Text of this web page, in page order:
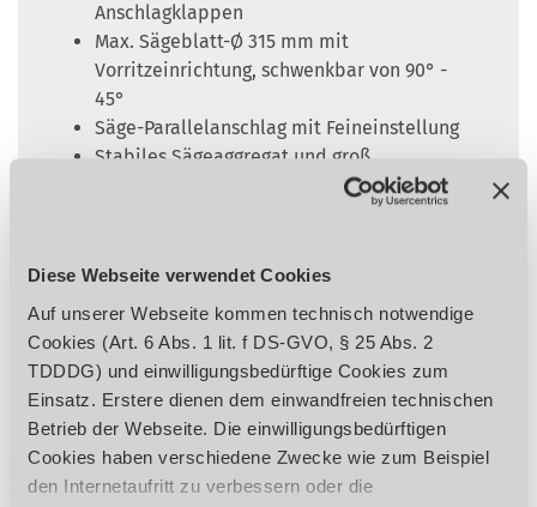
Diese Webseite verwendet Cookies
Auf unserer Webseite kommen technisch notwendige
Cookies (Art. 6 Abs. 1 lit. f DS-GVO, § 25 Abs. 2
TDDDG) und einwilligungsbedürftige Cookies zum
Einsatz. Erstere dienen dem einwandfreien technischen
Betrieb der Webseite. Die einwilligungsbedürftigen
Cookies haben verschiedene Zwecke wie zum Beispiel
den Internetaufritt zu verbessern oder die
Anschlagklappen
Max. Sägeblatt-Ø 315 mm mit
Vorritzeinrichtung, schwenkbar von 90° -
45°
Säge-Parallelanschlag mit Feineinstellung
Stabiles Sägeaggregat und groß
dimensioniertes Grauguss-Fräsaggregat mit
zweiseitiger Schwenksegmentführung
Laufruhe und lange Lebensdauer, 6 Jahre
Solider und präziser Maschinentisch aus
spannungsfreiem Grauguss
verstellbar von 3500 - 10000 min⁻¹